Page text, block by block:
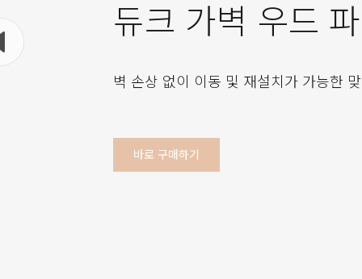
듀크 가벽 우드
벽 손상 없이 이동 및 재설치가 가능한
바로 구매하기